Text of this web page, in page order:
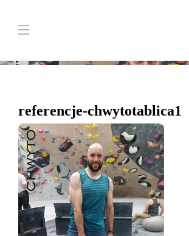
referencje-chwytotablica1